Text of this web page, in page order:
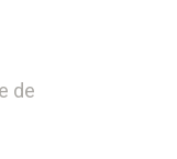
de